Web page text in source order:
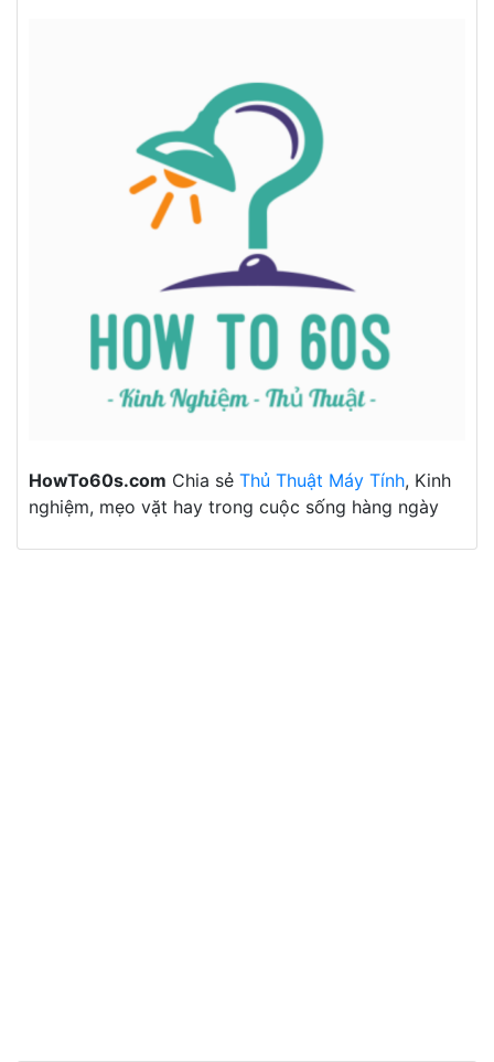
HowTo60s.com Chia sẻ Thủ Thuật Máy Tính, Kinh
nghiệm, mẹo vặt hay trong cuộc sống hàng ngày